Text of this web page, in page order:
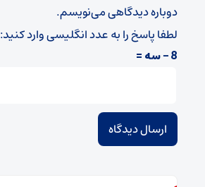
دوباره دیدگاهی می‌نویسم.
لطفا پاسخ را به عدد انگلیسی وارد کنید:
8 − سه =